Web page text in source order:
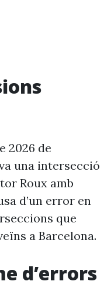
2026 de
una intersecció
Roux amb
d’un error en
que
a Barcelona.
d’errors